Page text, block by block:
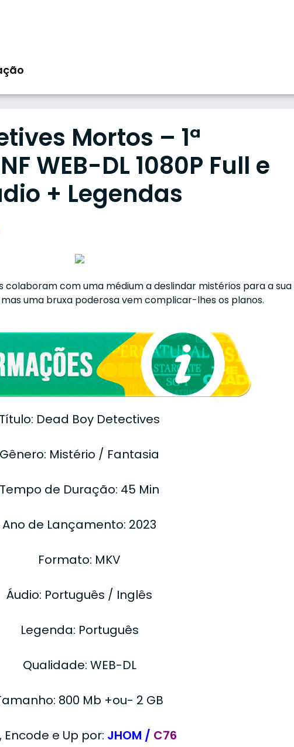
Mortos – 1ª
WEB-DL 1080P Full e
+ Legendas
colaboram com uma médium a deslindar mistérios para a sua
uma bruxa poderosa vem complicar-lhes os planos.
Título: Dead Boy Detectives
Gênero: Mistério / Fantasia
Tempo de Duração: 45 Min
Ano de Lançamento: 2023
Formato: MKV
Áudio: Português / Inglês
Legenda: Português
Qualidade: WEB-DL
800 Mb +ou- 2 GB
Encode e Up por: JHOM / C76